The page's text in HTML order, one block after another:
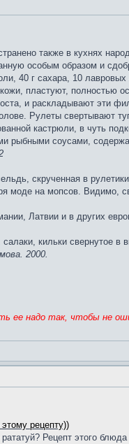
также в кухнях
особым образом и
40 г сахара, 10
пластуют, полностью
и раскладывают эти
Рулеты свертывают
кастрюли, в чуть
рыбными соусами,
скрученная в
моде на мопсов. Видимо,
Латвии и в других
кильки свернутое в
2000.
ее надо так, чтобы не
рецепту))
Рецепт этого